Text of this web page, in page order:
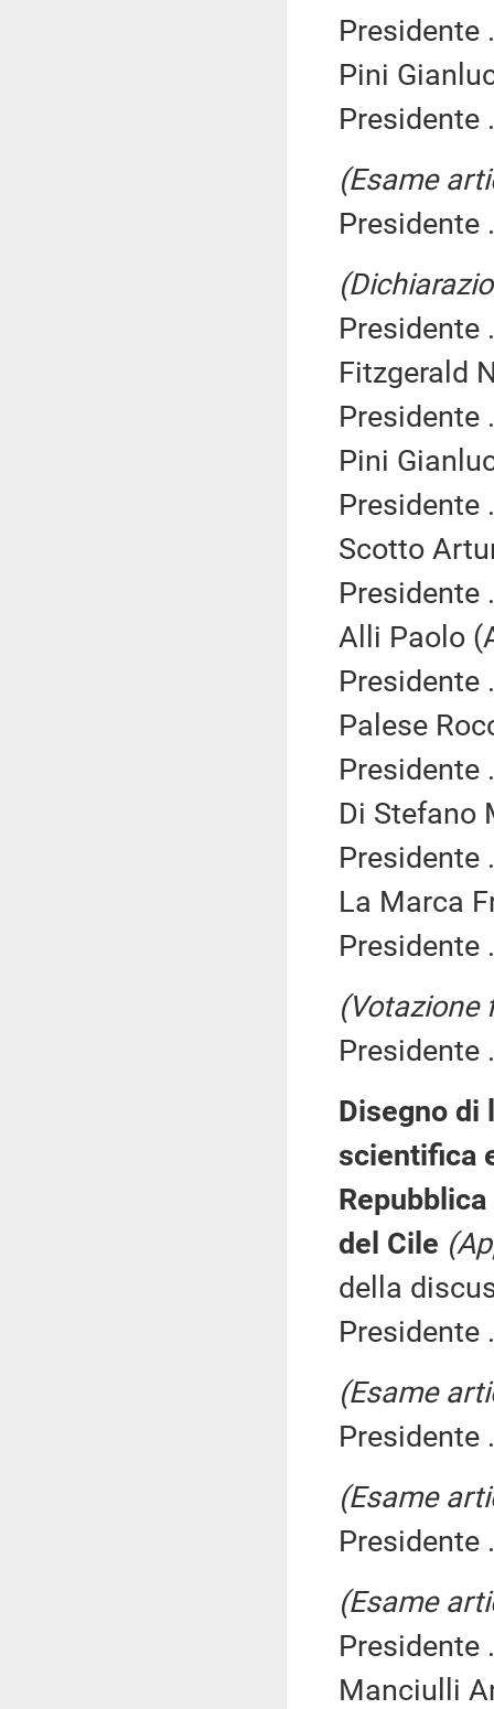
Presidente
Pini
Presidente
(Esame
Presidente
Presidente
Fitzgerald
Presidente
Pini
Presidente
Scotto
Presidente
Alli Paolo
Presidente
Palese
Presidente
Di Stefano
Presidente
La Marca
Presidente
(Votazione
Presidente
Disegno di
scientifica
del Cile
della
Presidente
(Esame
Presidente
(Esame
Presidente
(Esame
Presidente
Manciulli